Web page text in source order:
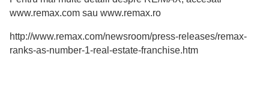
www.remax.com sau www.remax.ro
http://www.remax.com/newsroom/press-releases/remax-
ranks-as-number-1-real-estate-franchise.htm